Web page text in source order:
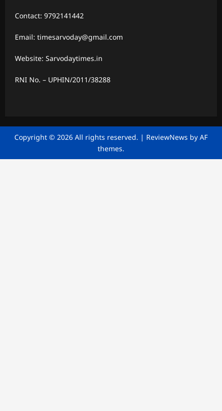
Contact: 9792141442
Email: timesarvoday@gmail.com
Website: Sarvodaytimes.in
RNI No. – UPHIN/2011/38288
Copyright © 2026 All rights reserved. | ReviewNews by AF
themes.